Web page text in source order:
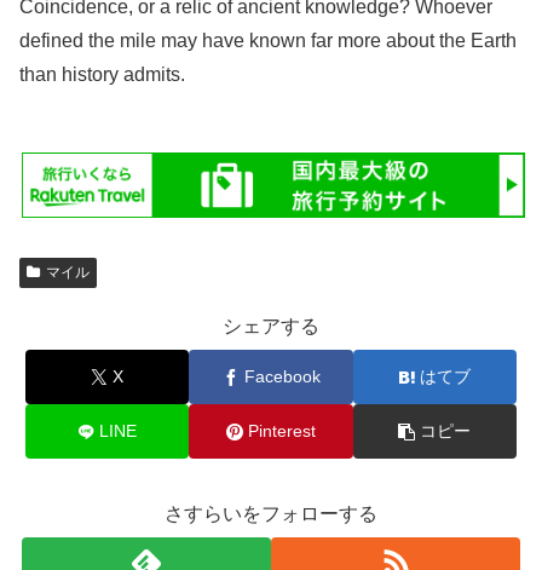
Coincidence, or a relic of ancient knowledge? Whoever
defined the mile may have known far more about the Earth
than history admits.
マイル
シェアする
X Facebook はてブ
LINE Pinterest コピー
さすらいをフォローする